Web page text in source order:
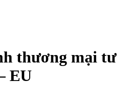
thương mại tư
EU